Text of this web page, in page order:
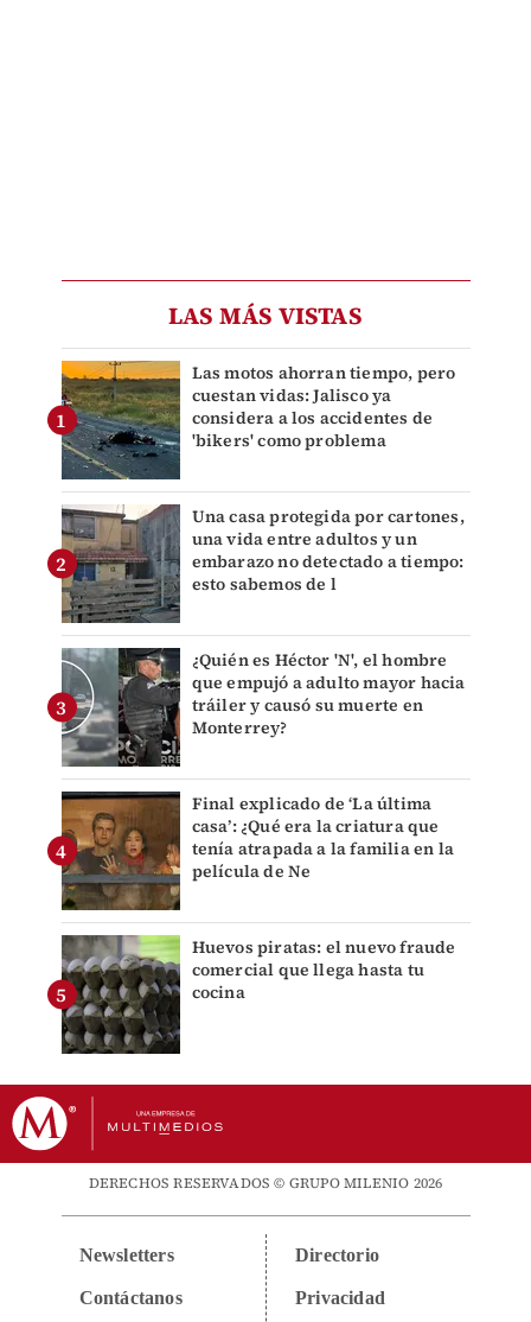
LAS MÁS VISTAS
Las motos ahorran tiempo, pero
cuestan vidas: Jalisco ya
considera a los accidentes de
'bikers' como problema
Una casa protegida por cartones,
una vida entre adultos y un
embarazo no detectado a tiempo:
esto sabemos de l
¿Quién es Héctor 'N', el hombre
que empujó a adulto mayor hacia
tráiler y causó su muerte en
Monterrey?
Final explicado de ‘La última
casa’: ¿Qué era la criatura que
tenía atrapada a la familia en la
película de Ne
Huevos piratas: el nuevo fraude
comercial que llega hasta tu
cocina
DERECHOS RESERVADOS © GRUPO MILENIO 2026
Newsletters
Contáctanos
Directorio
Privacidad